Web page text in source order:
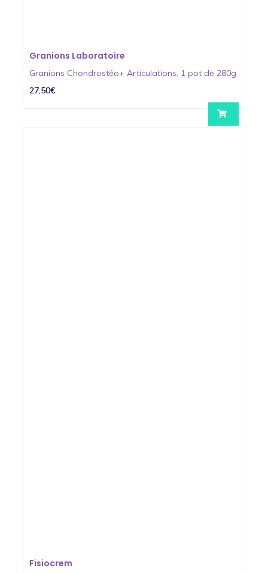
Granions Laboratoire
Granions Chondrostéo+ Articulations, 1 pot de 280g
27,50€
Fisiocrem